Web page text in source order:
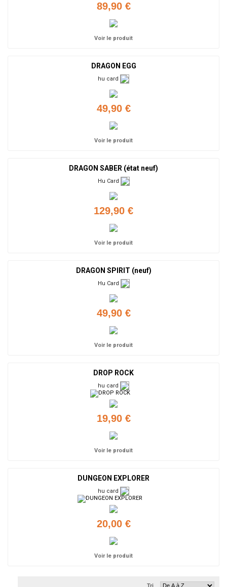
89,90 €
Voir le produit
DRAGON EGG
hu card
49,90 €
Voir le produit
DRAGON SABER (état neuf)
Hu Card
129,90 €
Voir le produit
DRAGON SPIRIT (neuf)
Hu Card
49,90 €
Voir le produit
DROP ROCK
hu card
19,90 €
Voir le produit
DUNGEON EXPLORER
hu card
20,00 €
Voir le produit
Tri